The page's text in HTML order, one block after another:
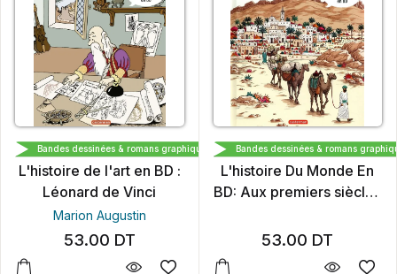
CASTERMAN
L'histoire de l'art en BD :
Léonard de Vinci
Marion Augustin
53.00 DT
Bandes dessinées & romans graphiques CASTERMAN
L'histoire Du Monde En
BD: Aux premiers siècles
53.00 DT
Bandes dessinées & romans